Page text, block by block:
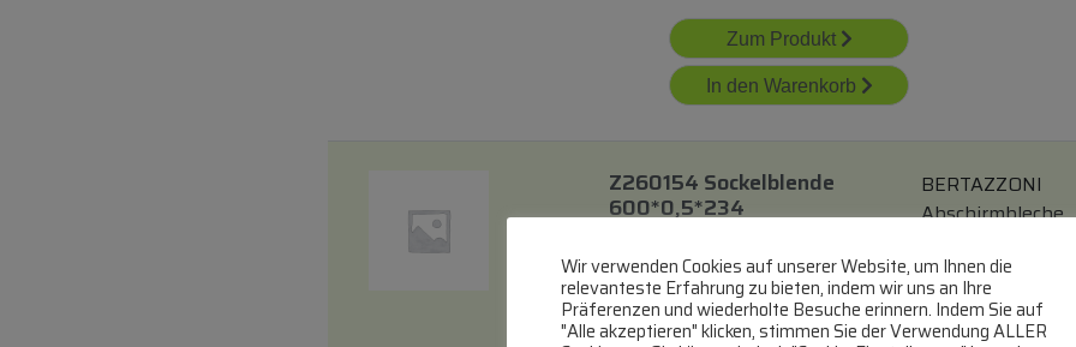
Zum Produkt
In den Warenkorb
Z260154 Sockelblende
600*0,5*234
BERTAZZONI
Abschirmbleche
innerhalb von 7
Wochen
Wir verwenden Cookies auf unserer Website, um Ihnen die
relevanteste Erfahrung zu bieten, indem wir uns an Ihre
Präferenzen und wiederholte Besuche erinnern. Indem Sie auf
"Alle akzeptieren" klicken, stimmen Sie der Verwendung ALLER